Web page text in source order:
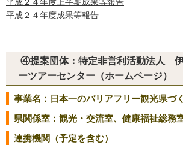
平成２４年度成果等報告
④提案団体：特定非営利活動法人 伊
ーツアーセンター（ホームページ）
事業名：日本一のバリアフリー観光県づ
県関係室：観光・交流室、健康福祉総務
連携機関（予定を含む）